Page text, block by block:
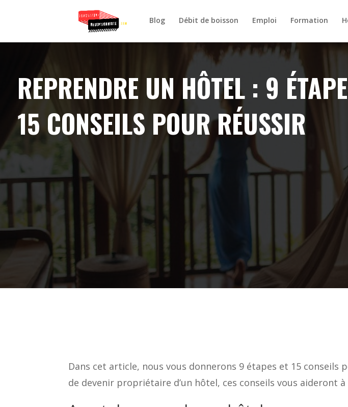
Blog Débit de boisson Emploi Formation
REPRENDRE UN HÔTEL : 9
15 CONSEILS POUR RÉUSSIR
Dans cet article, nous vous donnerons 9 étapes et 15 conseils
de devenir propriétaire d’un hôtel, ces conseils vous aideront